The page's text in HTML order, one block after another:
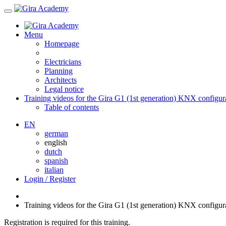
Menu
Homepage
Electricians
Planning
Architects
Legal notice
Training videos for the Gira G1 (1st generation) KNX
Table of contents
EN
german
english
dutch
spanish
italian
Login / Register
Training videos for the Gira G1 (1st generation) KNX
Registration is required for this training.